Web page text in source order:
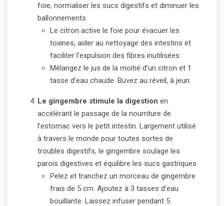
foie, normaliser les sucs digestifs et diminuer les
ballonnements.
Le citron active le foie pour évacuer les
toxines, aider au nettoyage des intestins et
faciliter l’expulsion des fibres inutilisées.
Mélangez le jus de la moitié d’un citron et 1
tasse d’eau chaude. Buvez au réveil, à jeun.
Le gingembre stimule la digestion en
accélérant le passage de la nourriture de
l’estomac vers le petit intestin. Largement utilisé
à travers le monde pour toutes sortes de
troubles digestifs, le gingembre soulage les
parois digestives et équilibre les sucs gastriques.
Pelez et tranchez un morceau de gingembre
frais de 5 cm. Ajoutez à 3 tasses d’eau
bouillante. Laissez infuser pendant 5